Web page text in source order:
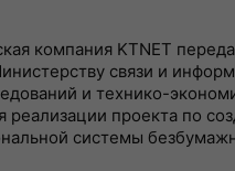
компания KTNET
связи и
и технико-
реализации проекта по
системы